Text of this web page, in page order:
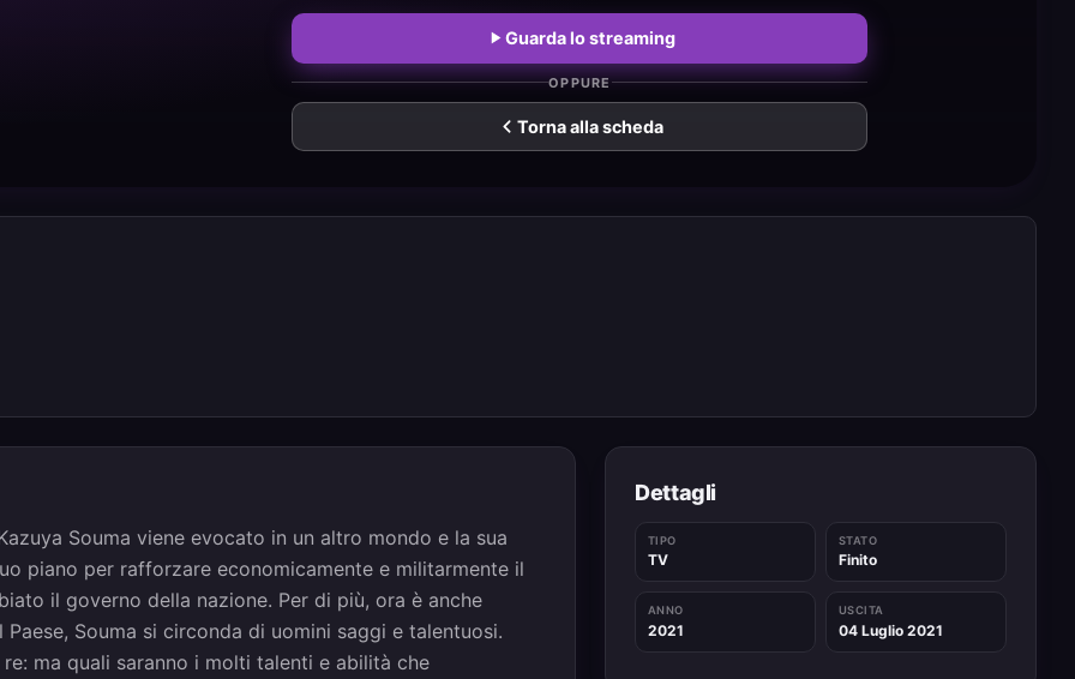
Guarda lo streaming
OPPURE
Torna alla scheda
Souma viene evocato in un altro mondo e la sua
piano per rafforzare economicamente e militarmente il
il governo della nazione. Per di più, ora è anche
Souma si circonda di uomini saggi e talentuosi.
ma quali saranno i molti talenti e abilità che
Dettagli
TIPO
TV
STATO
Finito
ANNO
2021
USCITA
04 Luglio 2021